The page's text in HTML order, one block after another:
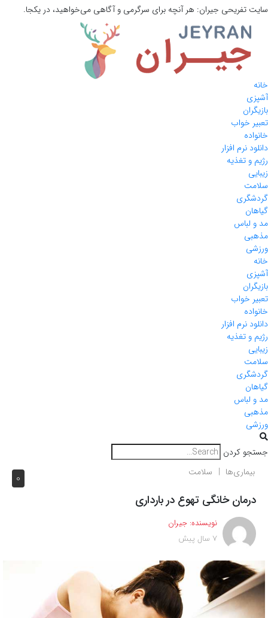
سایت تفریحی جیران: هر آنچه برای سرگرمی و آگاهی می‌خواهید، در یکجا.
خانه
آشپزی
بازیگران
تعبیر خواب
خانواده
دانلود نرم افزار
رژیم و تغذیه
زیبایی
سلامت
گردشگری
گیاهان
مد و لباس
مذهبی
ورزشی
خانه
آشپزی
بازیگران
تعبیر خواب
خانواده
دانلود نرم افزار
رژیم و تغذیه
زیبایی
سلامت
گردشگری
گیاهان
مد و لباس
مذهبی
ورزشی
جستجو کردن
0 بیماری‌ها سلامت
درمان خانگی تهوع در بارداری
نویسنده: جیران
7 سال پیش